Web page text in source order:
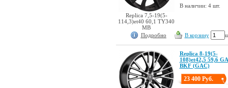
Replica 7,5-19(5-
114,3)et40 60,1 TY340
MB
В наличии: 4 шт.
Подробно В корзину
Replica 8-19(5-
108)et42,5 59,6
BKF (GAC)
23 400 Руб.